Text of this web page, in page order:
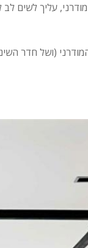
עליך לשים
(ושל חדר